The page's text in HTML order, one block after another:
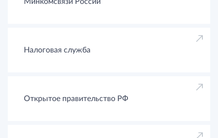
Налоговая служба
Открытое правительство РФ